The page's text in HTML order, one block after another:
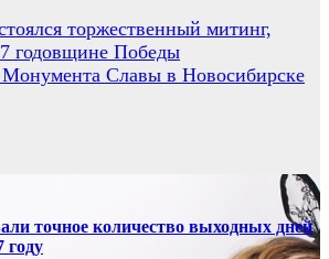
торжественный митинг,
годовщине Победы
Славы в Новосибирске
точное количество выходных дней
году